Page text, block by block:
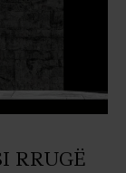
RRUGË